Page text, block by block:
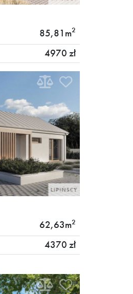
85,81m2
4970 zł
62,63m2
4370 zł